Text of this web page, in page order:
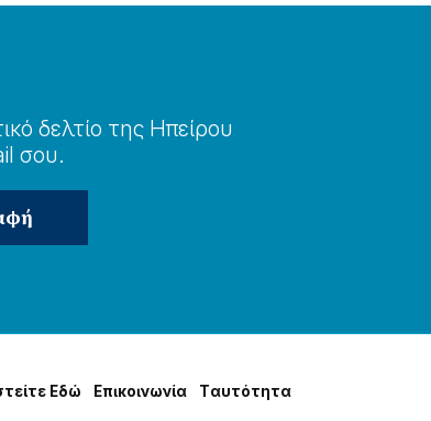
δελτίο της Ηπείρου
σου.
Εδώ Επɩκοɩνωνία Tαυτότητα